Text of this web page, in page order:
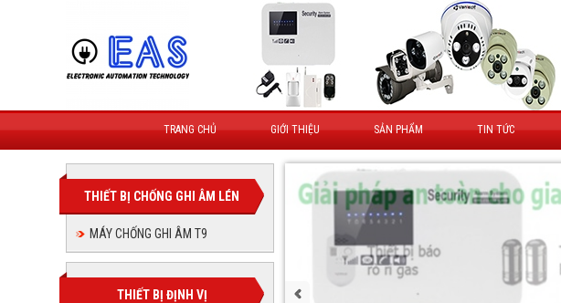
TRANG CHỦ GIỚI THIỆU SẢN PHẨM TIN TỨC
THIẾT BỊ CHỐNG GHI ÂM LÉN
MÁY CHỐNG GHI ÂM T9
THIẾT BỊ ĐỊNH VỊ